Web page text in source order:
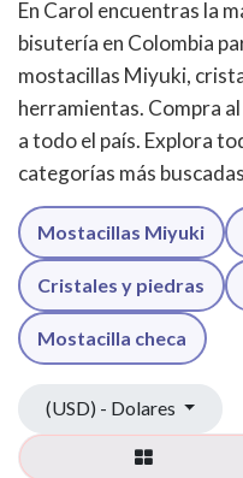
En Carol encuentras la
bisutería en Colombia
mostacillas Miyuki,
herramientas. Compra
a todo el país. Explora
categorías más
Mostacillas Miyuki
Cristales y piedras
Mostacilla checa
(USD) - Dolares